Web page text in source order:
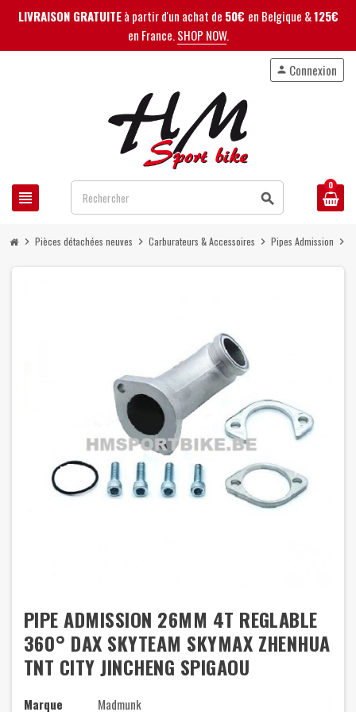
LIVRAISON GRATUITEà partir d'un achat de 50€ en Belgique &125€
en France.SHOP NOW.
view_headline search
person Connexion
0
chevron_right Pièces détachées neuves chevron_right Carburateurs & Accessoires chevron_right Pipes Admission chevron_right
PIPE ADMISSION 26MM 4T REGLABLE
360° DAX SKYTEAM SKYMAX ZHENHUA
TNT CITY JINCHENG SPIGAOU
Marque
Madmunk